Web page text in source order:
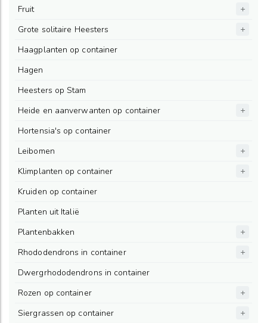
Fruit
Grote solitaire Heesters
Haagplanten op container
Hagen
Heesters op Stam
Heide en aanverwanten op container
Hortensia's op container
Leibomen
Klimplanten op container
Kruiden op container
Planten uit Italië
Plantenbakken
Rhododendrons in container
Dwergrhododendrons in container
Rozen op container
Siergrassen op container